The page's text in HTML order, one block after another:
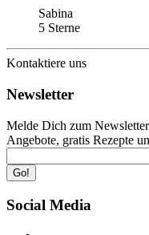
Sabina
5 Sterne
Kontaktiere uns
Newsletter
Melde Dich zum
Angebote, gratis Rezepte
Go!
Social Media